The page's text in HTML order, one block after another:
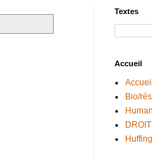
Textes
Accueil
Accueil
Bio/